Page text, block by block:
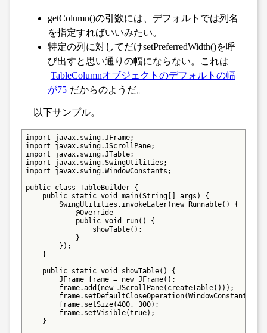
getColumn()の引数には、デフォルトでは列名
を指定すればいいみたい。
特定の列に対してだけsetPreferredWidth()を呼
び出すと思い通りの幅にならない。これは
TableColumnオブジェクトのデフォルトの幅
が75 だからのようだ。
以下サンプル。
import javax.swing.JFrame;
import javax.swing.JScrollPane;
import javax.swing.JTable;
import javax.swing.SwingUtilities;
import javax.swing.WindowConstants;
public class TableBuilder {
    public static void main(String[] args) {
        SwingUtilities.invokeLater(new Runnable() {
            @Override
            public void run() {
                showTable();
            }
        });
    }
    public static void showTable() {
        JFrame frame = new JFrame();
        frame.add(new JScrollPane(createTable()));
        frame.setSize(400, 300);
        frame.setVisible(true);
    }